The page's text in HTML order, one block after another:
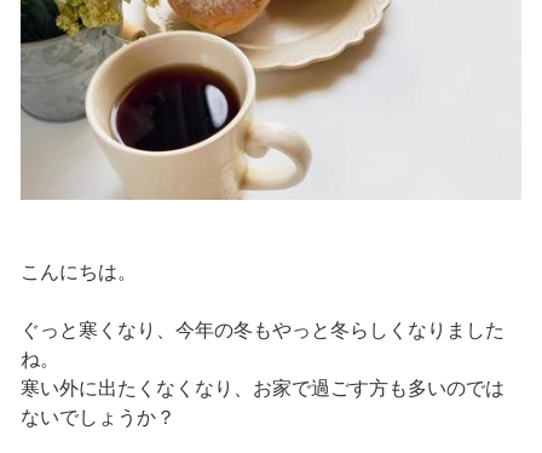
こんにちは。
ぐっと寒くなり、今年の冬もやっと冬らしくなりました
ね。
寒い外に出たくなくなり、お家で過ごす方も多いのでは
ないでしょうか？